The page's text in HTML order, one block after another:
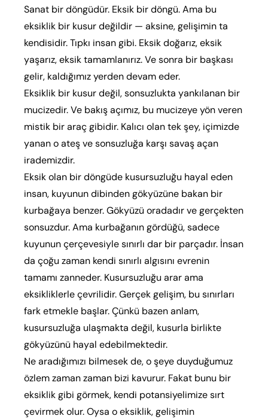
Sanat bir döngüdür. Eksik bir döngü. Ama bu
eksiklik bir kusur değildir — aksine, gelişimin ta
kendisidir. Tıpkı insan gibi. Eksik doğarız, eksik
yaşarız, eksik tamamlanırız. Ve sonra bir başkası
gelir, kaldığımız yerden devam eder.
Eksiklik bir kusur değil, sonsuzlukta yankılanan bir
mucizedir. Ve bakış açımız, bu mucizeye yön veren
mistik bir araç gibidir. Kalıcı olan tek şey, içimizde
yanan o ateş ve sonsuzluğa karşı savaş açan
irademizdir.
Eksik olan bir döngüde kusursuzluğu hayal eden
insan, kuyunun dibinden gökyüzüne bakan bir
kurbağaya benzer. Gökyüzü oradadır ve gerçekten
sonsuzdur. Ama kurbağanın gördüğü, sadece
kuyunun çerçevesiyle sınırlı dar bir parçadır. İnsan
da çoğu zaman kendi sınırlı algısını evrenin
tamamı zanneder. Kusursuzluğu arar ama
eksikliklerle çevrilidir. Gerçek gelişim, bu sınırları
fark etmekle başlar. Çünkü bazen anlam,
kusursuzluğa ulaşmakta değil, kusurla birlikte
gökyüzünü hayal edebilmektedir.
Ne aradığımızı bilmesek de, o şeye duyduğumuz
özlem zaman zaman bizi kavurur. Fakat bunu bir
eksiklik gibi görmek, kendi potansiyelimize sırt
çevirmek olur. Oysa o eksiklik, gelişimin